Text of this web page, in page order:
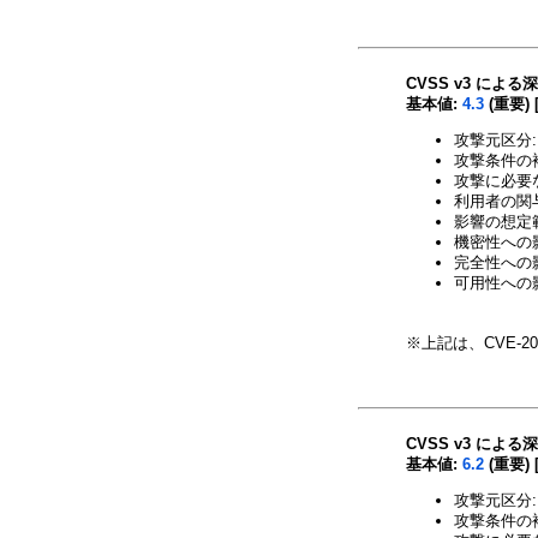
CVSS v3 による
基本値: 4.3 (重要)
攻撃元区分
攻撃条件の
攻撃に必要
利用者の関
影響の想定
機密性への
完全性への
可用性への
※上記は、CVE-
CVSS v3 による
基本値: 6.2 (重要)
攻撃元区分
攻撃条件の